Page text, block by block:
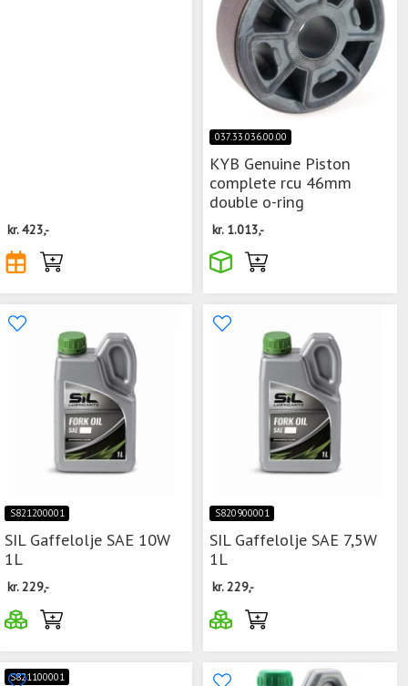
kr.423,-
037.33.036.00.00
KYB Genuine Piston
complete rcu 46mm
double o-ring
kr. 1.013,-
S821200001
SIL Gaffelolje SAE 10W
1L
kr.229,-
S820900001
SIL Gaffelolje SAE 7,5W
1L
kr.229,-
S821100001